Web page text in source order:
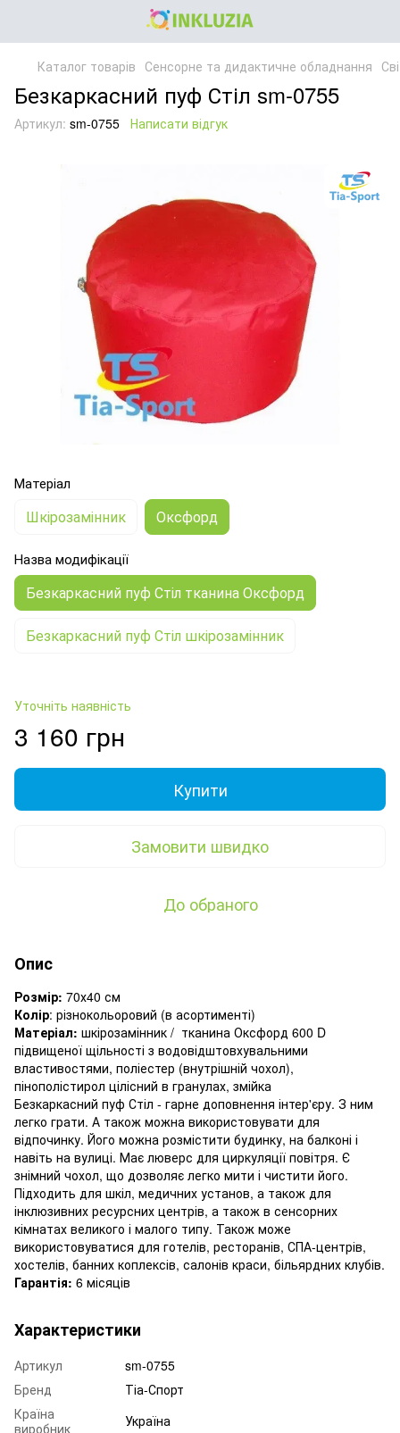
Каталог товарів Сенсорне та дидактичне обладнання
Безкаркасний пуф Стіл sm-0755
Артикул: sm-0755 Написати відгук
Матеріал
Шкірозамінник Оксфорд
Назва модифікації
Безкаркасний пуф Стіл тканина Оксфорд
Безкаркасний пуф Стіл шкірозамінник
Уточніть наявність
3 160 грн
Купити
Замовити швидко
До обраного
Опис
Розмір: 70х40 см
Колір: різнокольоровий (в асортименті)
Матеріал: шкірозамінник / тканина Оксфорд 600 D
підвищеної щільності з водовідштовхувальними
властивостями, поліестер (внутрішній чохол),
пінополістирол цілісний в гранулах, змійка
Безкаркасний пуф Стіл - гарне доповнення інтер'єру. З ним
легко грати. А також можна використовувати для
відпочинку. Його можна розмістити будинку, на балконі і
навіть на вулиці. Має люверс для циркуляції повітря. Є
знімний чохол, що дозволяє легко мити і чистити його.
Підходить для шкіл, медичних установ, а також для
інклюзивних ресурсних центрів, а також в сенсорних
кімнатах великого і малого типу. Також може
використовуватися для готелів, ресторанів, СПА-центрів,
хостелів, банних коплексів, салонів краси, більярдних клубів.
Гарантія: 6 місяців
Характеристики
Артикул
sm-0755
Бренд
Тіа-Спорт
Країна
виробник
Україна